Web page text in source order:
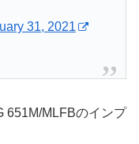
31, 2021
651M/MLFBのインプ